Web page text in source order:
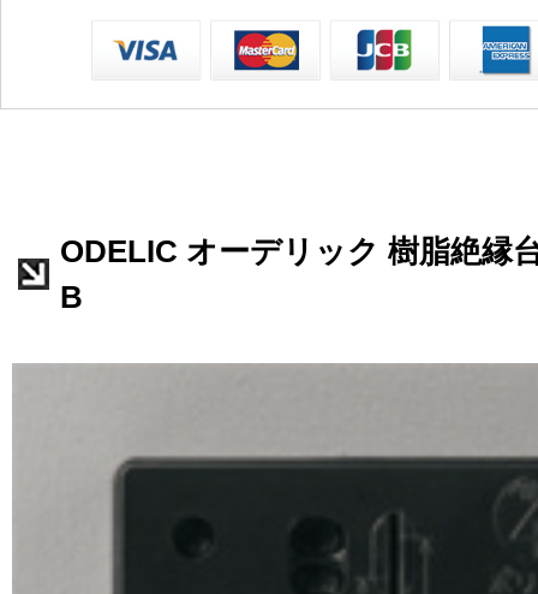
ODELIC オーデリック 樹脂絶縁
B